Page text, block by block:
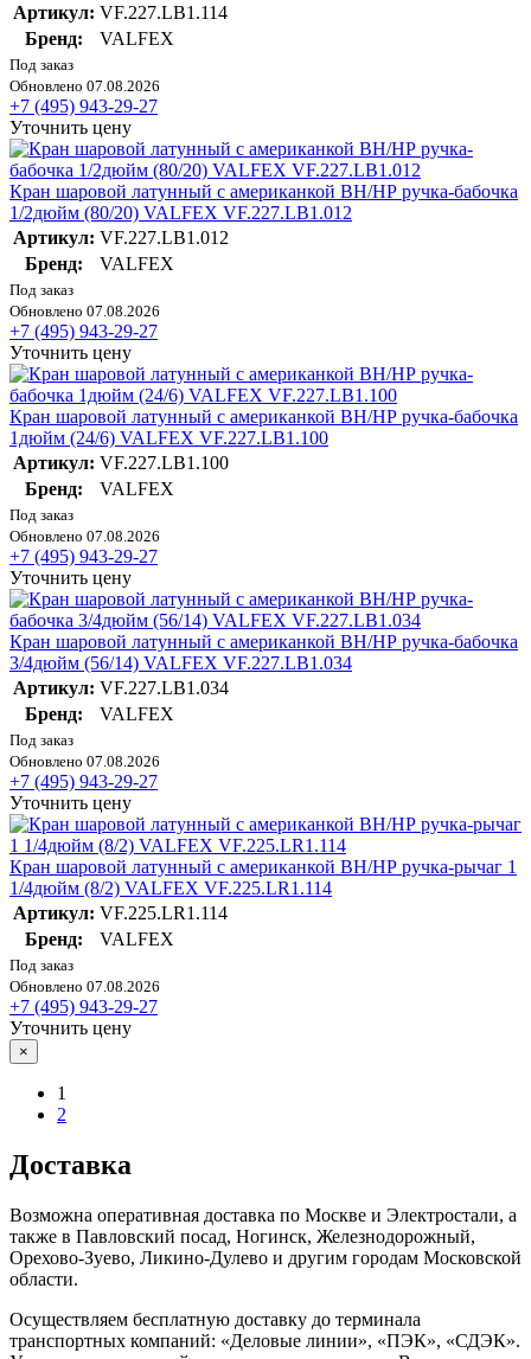
Артикул: VF.227.LB1.114
Бренд:
VALFEX
Под заказ
Обновлено 07.08.2026
+7 (495) 943-29-27
Уточнить цену
Кран шаровой латунный с американкой ВН/НР ручка-бабочка
1/2дюйм (80/20) VALFEX VF.227.LB1.012
Артикул: VF.227.LB1.012
Бренд:
VALFEX
Под заказ
Обновлено 07.08.2026
+7 (495) 943-29-27
Уточнить цену
Кран шаровой латунный с американкой ВН/НР ручка-бабочка
1дюйм (24/6) VALFEX VF.227.LB1.100
Артикул: VF.227.LB1.100
Бренд:
VALFEX
Под заказ
Обновлено 07.08.2026
+7 (495) 943-29-27
Уточнить цену
Кран шаровой латунный с американкой ВН/НР ручка-бабочка
3/4дюйм (56/14) VALFEX VF.227.LB1.034
Артикул: VF.227.LB1.034
Бренд:
VALFEX
Под заказ
Обновлено 07.08.2026
+7 (495) 943-29-27
Уточнить цену
Кран шаровой латунный с американкой ВН/НР ручка-рычаг 1
1/4дюйм (8/2) VALFEX VF.225.LR1.114
Артикул: VF.225.LR1.114
Бренд:
VALFEX
Под заказ
Обновлено 07.08.2026
+7 (495) 943-29-27
Уточнить цену
×
1
2
Доставка
Возможна оперативная доставка по Москве и Электростали, а
также в Павловский посад, Ногинск, Железнодорожный,
Орехово-Зуево, Ликино-Дулево и другим городам Московской
области.
Осуществляем бесплатную доставку до терминала
транспортных компаний: «Деловые линии», «ПЭК», «СДЭК».